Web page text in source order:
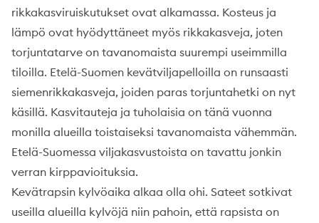
rikkakasviruiskutukset ovat alkamassa. Kosteus ja
lämpö ovat hyödyttäneet myös rikkakasveja, joten
torjuntatarve on tavanomaista suurempi useimmilla
tiloilla. Etelä-Suomen kevätviljapelloilla on runsaasti
siemenrikkakasveja, joiden paras torjuntahetki on nyt
käsillä. Kasvitauteja ja tuholaisia on tänä vuonna
monilla alueilla toistaiseksi tavanomaista vähemmän.
Etelä-Suomessa viljakasvustoista on tavattu jonkin
verran kirppavioituksia.
Kevätrapsin kylvöaika alkaa olla ohi. Sateet sotkivat
useilla alueilla kylvöjä niin pahoin, että rapsista on